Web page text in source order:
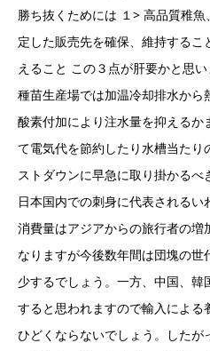
勝ち抜くためには １> 高品質稚
定した販売先を確保、維持する
えること この３点が肝要かと思
種苗生産場では加温冷却排水か
酸素付加により注水量を抑えるか
て電気代を節約したり水槽当たり
ストダウンに早急に取り掛かるべ
日本国内での刺身に代表される
消費量はアジアからの旅行者の増
なりますが今後数年間は団塊の
少するでしょう。一方、中国、
すると思われますので輸入によ
ひどくならないでしょう。したが